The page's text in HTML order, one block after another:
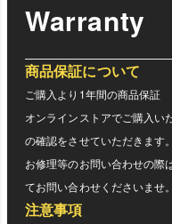
Warranty
商品保証について
ご購入より1年間の商品保証
オンラインストアでご購入い
の確認をさせていただきます。
お修理等のお問い合わせの際
てお問い合わせくださいませ。
注意事項